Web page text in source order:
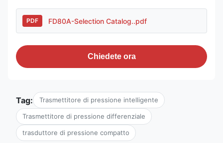
PDF FD80A-Selection Catalog..pdf
Chiedete ora
Tag: Trasmettitore di pressione intelligente
Trasmettitore di pressione differenziale
trasduttore di pressione compatto